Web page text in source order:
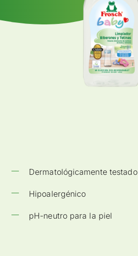
Dermatológicamente testado
Hipoalergénico
pH-neutro para la piel